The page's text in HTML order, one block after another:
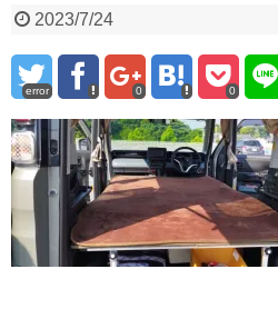
2023/7/24
error 0 0